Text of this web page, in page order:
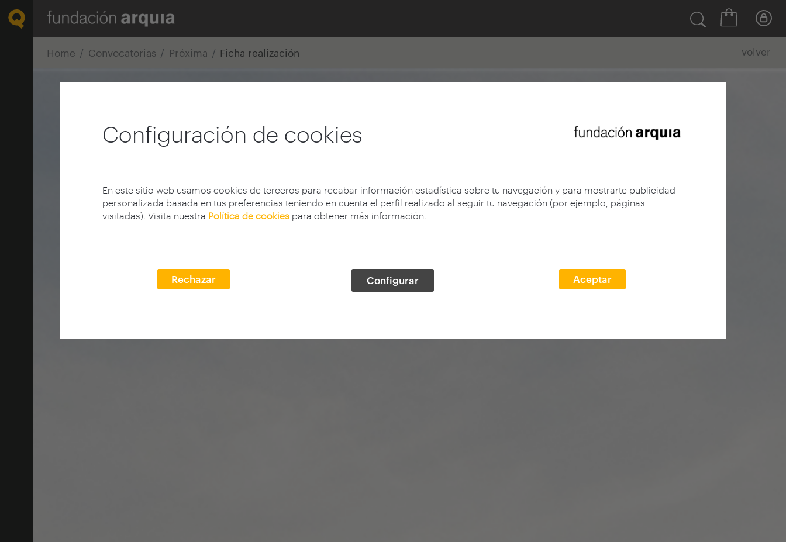
Configuración de cookies
En este sitio web usamos cookies de terceros para recabar información estadística sobre tu navegación y para mostrarte publicidad
personalizada basada en tus preferencias teniendo en cuenta el perfil realizado al seguir tu navegación (por ejemplo, páginas
visitadas). Visita nuestra Política de cookies para obtener más información.
Rechazar Configurar Aceptar
Home Convocatorias Próxima Ficha realización volver